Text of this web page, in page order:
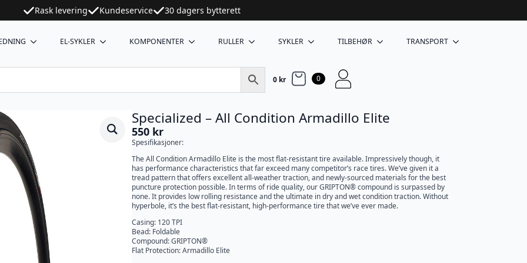
Rask levering Kundeservice 30 dagers bytterett
EL-SYKLER KOMPONENTER RULLER SYKLER TILBEHØR TRANSPORT
0 kr 0
Specialized – All Condition Armadillo Elite
550 kr
Spesifikasjoner:
The All Condition Armadillo Elite is the most flat-resistant tire available. Impressively though, it
has performance characteristics that far exceed many competitor’s race tires. We’ve given it a
tread pattern that offers excellent all-weather traction, and newly-sourced materials for the best
puncture protection possible. In terms of ride quality, our GRIPTON® compound is surpassed by
none. It provides low rolling resistance and the ultimate in dry and wet condition traction. Without
hyperbole, it’s the best flat-resistant, high-performance tire that we’ve ever made.
Casing: 120 TPI
Bead: Foldable
Compound: GRIPTON®
Flat Protection: Armadillo Elite